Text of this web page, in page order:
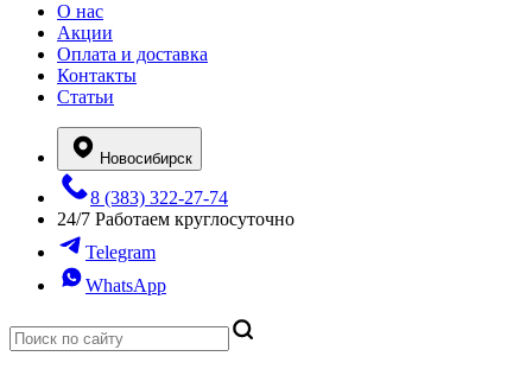
О нас
Акции
Оплата и доставка
Контакты
Статьи
Новосибирск
8 (383) 322-27-74
24/7 Работаем круглосуточно
Telegram
WhatsApp